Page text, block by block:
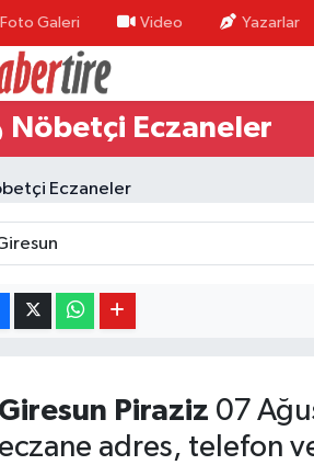
Foto Galeri Video Yazarlar
Nöbetçi Eczaneler
Giresun Piraziz 07
eczane adres, telefon
Eczaneler
Haritası
Durumu ve Fikstür